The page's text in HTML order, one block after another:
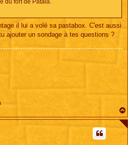
du fort de Patala.
il lui a volé sa pastabox. C'est aussi
ajouter un sondage à tes questions ?